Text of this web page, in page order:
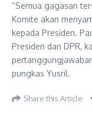
“Semua gagasan
Komite akan
kepada Presiden.
Presiden dan DPR,
pungkas Yusril.
Share this Article